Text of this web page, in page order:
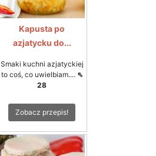
Kapusta po
azjatycku do...
Smaki kuchni azjatyckiej
to coś, co uwielbiam.... ⇖
28
Zobacz przepis!